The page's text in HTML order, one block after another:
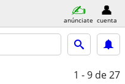
anúnciate cuenta
1 - 9 de 27